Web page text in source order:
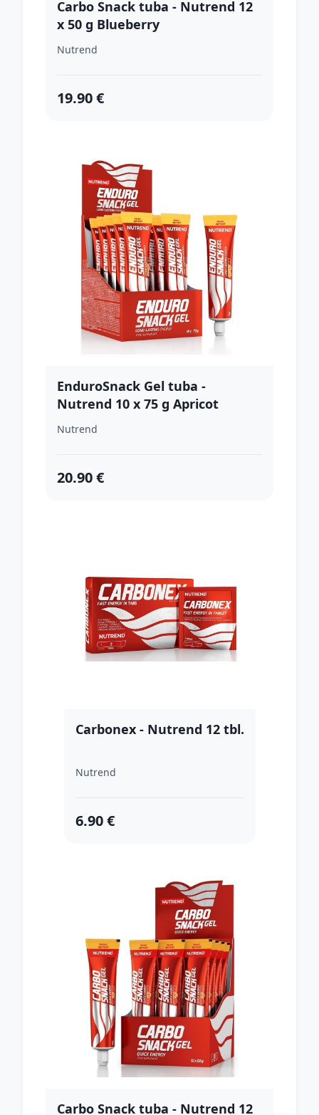
Carbo Snack tuba - Nutrend 12
x 50 g Blueberry
Nutrend
19.90 €
EnduroSnack Gel tuba -
Nutrend 10 x 75 g Apricot
Nutrend
20.90 €
Carbonex - Nutrend 12 tbl.
Nutrend
6.90 €
Carbo Snack tuba - Nutrend 12